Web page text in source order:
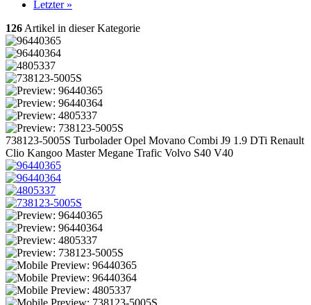
Letzter »
126 Artikel in dieser Kategorie
738123-5005S Turbolader Opel Movano Combi J9 1.9 DTi Renault
Clio Kangoo Master Megane Trafic Volvo S40 V40